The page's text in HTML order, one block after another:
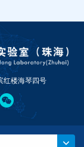
红楼海琴四号